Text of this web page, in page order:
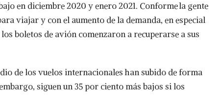
en diciembre 2020 y enero 2021. Conforme la gente
viajar y con el aumento de la demanda, en especial
boletos de avión comenzaron a recuperarse a sus
de los vuelos internacionales han subido de forma
siguen un 35 por ciento más bajos si los